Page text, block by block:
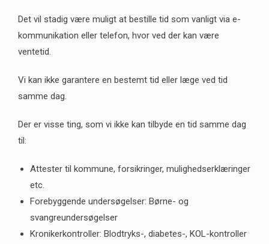
Det vil stadig være muligt at bestille tid som vanligt via e-
kommunikation eller telefon, hvor ved der kan være
ventetid.
Vi kan ikke garantere en bestemt tid eller læge ved tid
samme dag.
Der er visse ting, som vi ikke kan tilbyde en tid samme dag
til:
Attester til kommune, forsikringer, mulighedserklæringer
etc.
Forebyggende undersøgelser: Børne- og
svangreundersøgelser
Kronikerkontroller: Blodtryks-, diabetes-, KOL-kontroller